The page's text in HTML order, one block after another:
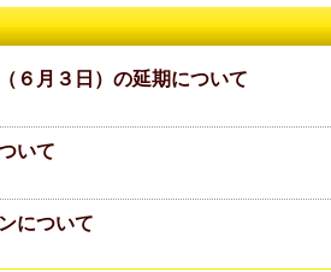
６月３日）の延期について
いて
について